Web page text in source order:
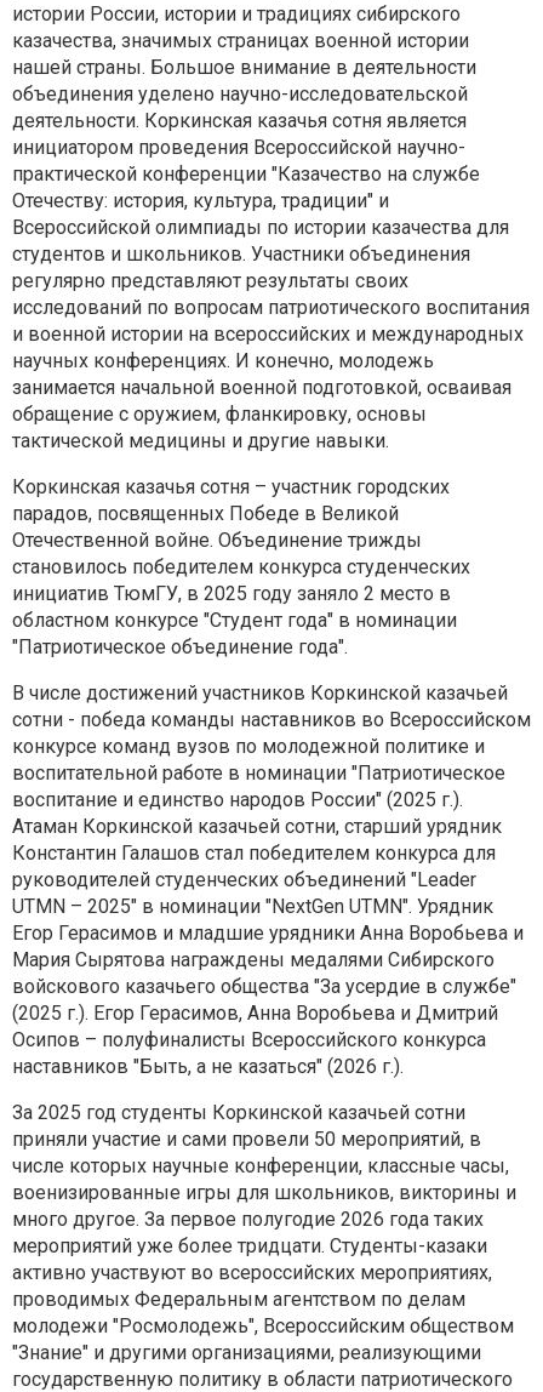
истории России, истории и традициях сибирского
казачества, значимых страницах военной истории
нашей страны. Большое внимание в деятельности
объединения уделено научно-исследовательской
деятельности. Коркинская казачья сотня является
инициатором проведения Всероссийской научно-
практической конференции "Казачество на службе
Отечеству: история, культура, традиции" и
Всероссийской олимпиады по истории казачества для
студентов и школьников. Участники объединения
регулярно представляют результаты своих
исследований по вопросам патриотического воспитания
и военной истории на всероссийских и международных
научных конференциях. И конечно, молодежь
занимается начальной военной подготовкой, осваивая
обращение с оружием, фланкировку, основы
тактической медицины и другие навыки.
Коркинская казачья сотня – участник городских
парадов, посвященных Победе в Великой
Отечественной войне. Объединение трижды
становилось победителем конкурса студенческих
инициатив ТюмГУ, в 2025 году заняло 2 место в
областном конкурсе "Студент года" в номинации
"Патриотическое объединение года".
В числе достижений участников Коркинской казачьей
сотни - победа команды наставников во Всероссийском
конкурсе команд вузов по молодежной политике и
воспитательной работе в номинации "Патриотическое
воспитание и единство народов России" (2025 г.).
Атаман Коркинской казачьей сотни, старший урядник
Константин Галашов стал победителем конкурса для
руководителей студенческих объединений "Leader
UTMN – 2025" в номинации "NextGen UTMN". Урядник
Егор Герасимов и младшие урядники Анна Воробьева и
Мария Сырятова награждены медалями Сибирского
войскового казачьего общества "За усердие в службе"
(2025 г.). Егор Герасимов, Анна Воробьева и Дмитрий
Осипов – полуфиналисты Всероссийского конкурса
наставников "Быть, а не казаться" (2026 г.).
За 2025 год студенты Коркинской казачьей сотни
приняли участие и сами провели 50 мероприятий, в
числе которых научные конференции, классные часы,
военизированные игры для школьников, викторины и
много другое. За первое полугодие 2026 года таких
мероприятий уже более тридцати. Студенты-казаки
активно участвуют во всероссийских мероприятиях,
проводимых Федеральным агентством по делам
молодежи "Росмолодежь", Всероссийским обществом
"Знание" и другими организациями, реализующими
государственную политику в области патриотического